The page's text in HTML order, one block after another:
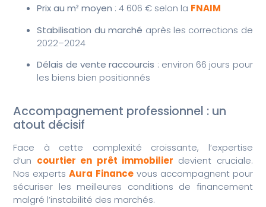
Prix au m² moyen : 4 606 € selon la FNAIM
Stabilisation du marché après les corrections de
2022–2024
Délais de vente raccourcis : environ 66 jours pour
les biens bien positionnés
Accompagnement professionnel : un
atout décisif
Face à cette complexité croissante, l’expertise
d’un courtier en prêt immobilier devient cruciale.
Nos expertsAura Financevous accompagnent pour
sécuriser les meilleures conditions de financement
malgré l’instabilité des marchés.